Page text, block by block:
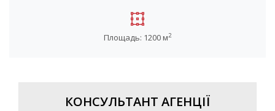
Площадь: 1200 м2
КОНСУЛЬТАНТ АГЕНЦІЇ